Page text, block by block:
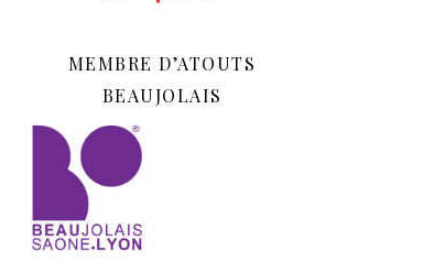
MEMBRE D’ATOUTS
BEAUJOLAIS